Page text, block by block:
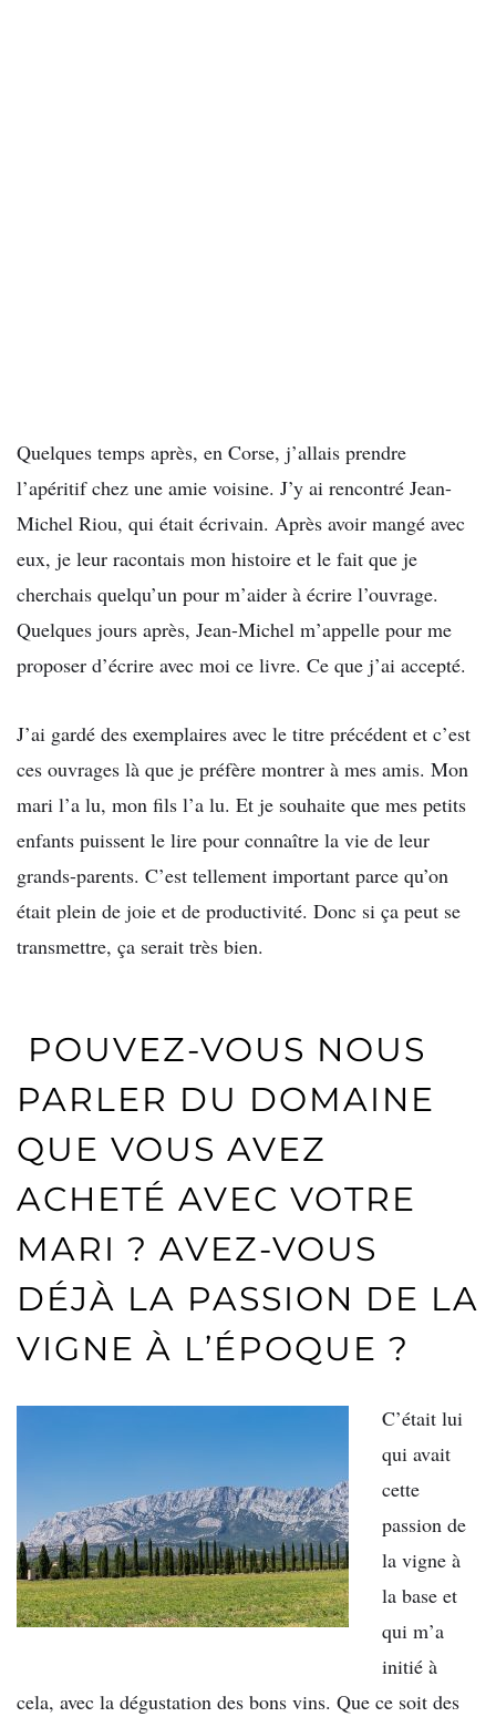
Quelques temps après, en Corse, j’allais prendre
l’apéritif chez une amie voisine. J’y ai rencontré Jean-
Michel Riou, qui était écrivain. Après avoir mangé avec
eux, je leur racontais mon histoire et le fait que je
cherchais quelqu’un pour m’aider à écrire l’ouvrage.
Quelques jours après, Jean-Michel m’appelle pour me
proposer d’écrire avec moi ce livre. Ce que j’ai accepté.
J’ai gardé des exemplaires avec le titre précédent et c’est
ces ouvrages là que je préfère montrer à mes amis. Mon
mari l’a lu, mon fils l’a lu. Et je souhaite que mes petits
enfants puissent le lire pour connaître la vie de leur
grands-parents. C’est tellement important parce qu’on
était plein de joie et de productivité. Donc si ça peut se
transmettre, ça serait très bien.
POUVEZ-VOUS NOUS
PARLER DU DOMAINE
QUE VOUS AVEZ
ACHETÉ AVEC VOTRE
MARI ? AVEZ-VOUS
DÉJÀ LA PASSION DE LA
VIGNE À L’ÉPOQUE ?
C’était lui
qui avait
cette
passion de
la vigne à
la base et
qui m’a
initié à
cela, avec la dégustation des bons vins. Que ce soit des